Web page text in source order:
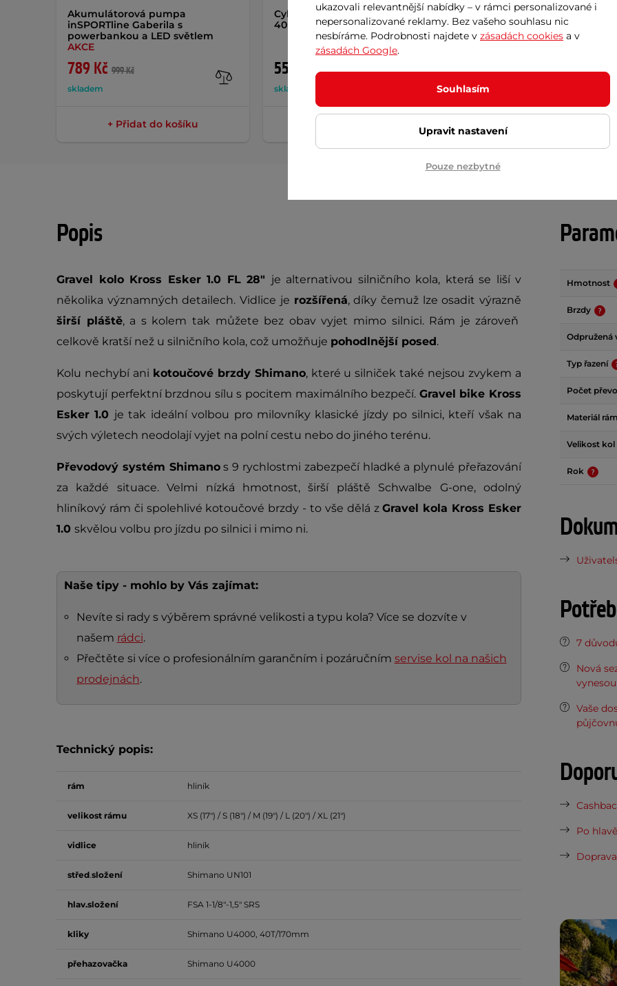
Akumulátorová pumpa
inSPORTline Gaberila s
powerbankou a LED světlem
AKCE
789 Kč 999 Kč
skladem
+ Přidat do košíku
Cyklostojan zadní Kellys Kickflip
40 mm 24-29"
559 Kč
skladem
Motokrosové a cyklo
TEC MatosinosAKCE
310 Kč 450 Kč
skladem
Popis
Gravel kolo Kross Esker 1.0 FL 28" je alternativou silničního kola, která se liší v
několika významných detailech. Vidlice je rozšířená, díky čemuž lze osadit výrazně
širší pláště, a s kolem tak můžete bez obav vyjet mimo silnici. Rám je zároveň
celkově kratší než u silničního kola, což umožňuje pohodlnější posed.
Kolu nechybí ani kotoučové brzdy Shimano, které u silniček také nejsou zvykem a
poskytují perfektní brzdnou sílu s pocitem maximálního bezpečí. Gravel bike Kross
Esker 1.0 je tak ideální volbou pro milovníky klasické jízdy po silnici, kteří však na
svých výletech neodolají vyjet na polní cestu nebo do jiného terénu.
Převodový systém Shimanos 9 rychlostmi zabezpečí hladké a plynulé přeřazování
za každé situace. Velmi nízká hmotnost, širší pláště Schwalbe G-one, odolný
hliníkový rám či spolehlivé kotoučové brzdy - to vše dělá zGravel kola Kross Esker
1.0 skvělou volbu pro jízdu po silnici i mimo ni.
Naše tipy - mohlo by Vás zajímat:
Nevíte si rady s výběrem správné velikosti a typu kola? Více se dozvíte v
našem rádci.
Přečtěte si více o profesionálním garančním i pozáručním servise kol na našich
prodejnách.
Technický popis:
rám hliník
velikost rámu XS (17") / S (18") / M (19") / L (20") / XL (21")
vidlice hliník
střed.složení Shimano UN101
hlav.složení FSA 1-1/8"-1,5" SRS
kliky Shimano U4000, 40T/170mm
přehazovačka Shimano U4000
Hmotnost
Brzdy
Odpružená
Typ řazení
Počet
Materiál
Velikost kol
Rok
7
Nová
Vaše
Po
ukazovali relevantnější nabídky – v rámci personalizované i
nepersonalizované reklamy. Bez vašeho souhlasu nic
nesbíráme. Podrobnosti najdete v zásadách cookies a v
zásadách Google.
Souhlasím
Upravit nastavení
Pouze nezbytné